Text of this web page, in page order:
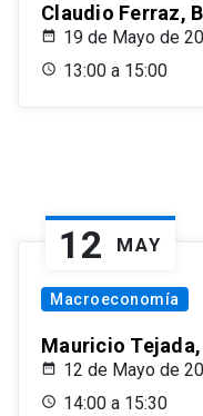
Claudio Ferraz,
19 de Mayo de
13:00 a 15:00
12 MAY
Macroeconomía
Mauricio Tejada,
12 de Mayo de
14:00 a 15:30